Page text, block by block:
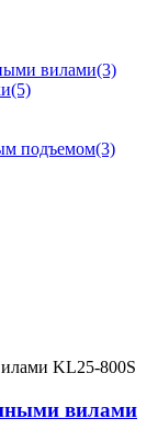
вилами(3)
(5)
подъемом(3)
вилами